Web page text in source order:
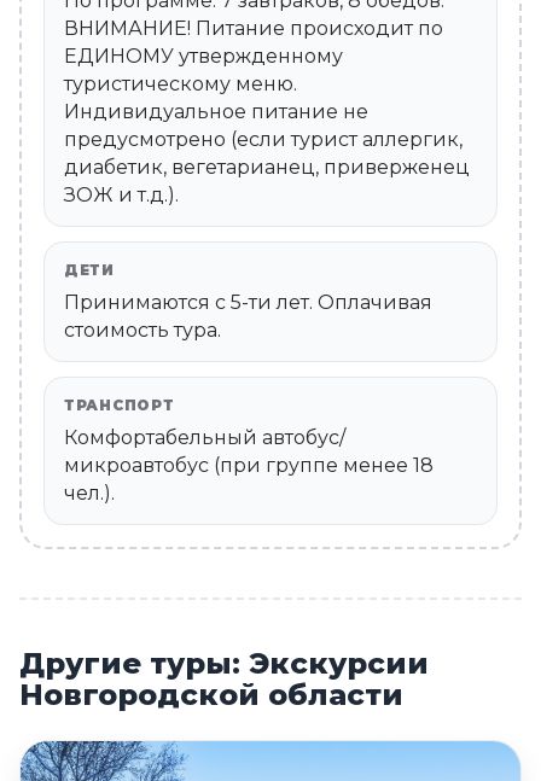
ВНИМАНИЕ! Питание происходит по
ЕДИНОМУ утвержденному
туристическому меню.
Индивидуальное питание не
предусмотрено (если турист аллергик,
диабетик, вегетарианец, приверженец
ЗОЖ и т.д.).
ДЕТИ
Принимаются c 5-ти лет. Оплачивая
стоимость тура.
ТРАНСПОРТ
Комфортабельный автобус/
микроавтобус (при группе менее 18
чел.).
Другие туры: Экскурсии
Новгородской области